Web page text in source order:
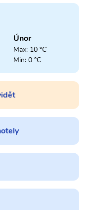
Únor
Max: 10 °C
Min: 0 °C